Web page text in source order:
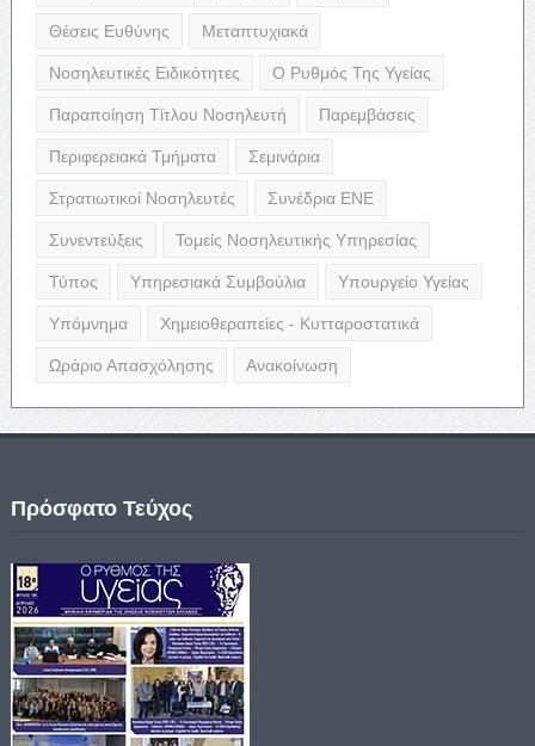
Θέσεις Ευθύνης Μεταπτυχιακά
Νοσηλευτικές Ειδικότητες Ο Ρυθμός Της Υγείας
Παραποίηση Τίτλου Νοσηλευτή Παρεμβάσεις
Περιφερειακά Τμήματα Σεμινάρια
Στρατιωτικοί Νοσηλευτές Συνέδρια ΕΝΕ
Συνεντεύξεις Τομείς Νοσηλευτικής Υπηρεσίας
Τύπος Υπηρεσιακά Συμβούλια Υπουργείο Υγείας
Υπόμνημα Χημειοθεραπείες - Κυτταροστατικά
Ωράριο Απασχόλησης Ανακοίνωση
Πρόσφατο Τεύχος